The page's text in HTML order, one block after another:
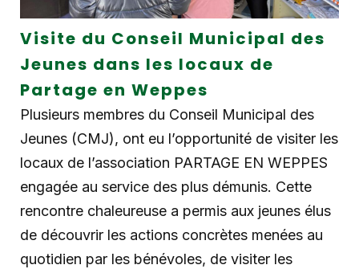
Visite du Conseil Municipal des
Jeunes dans les locaux de
Partage en Weppes
Plusieurs membres du Conseil Municipal des
Jeunes (CMJ), ont eu l’opportunité de visiter les
locaux de l’association PARTAGE EN WEPPES
engagée au service des plus démunis. Cette
rencontre chaleureuse a permis aux jeunes élus
de découvrir les actions concrètes menées au
quotidien par les bénévoles, de visiter les